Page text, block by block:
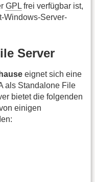
GPL frei verfügbar ist,
Windows-Server-
Server
eignet sich eine
als Standalone File
bietet die folgenden
einigen